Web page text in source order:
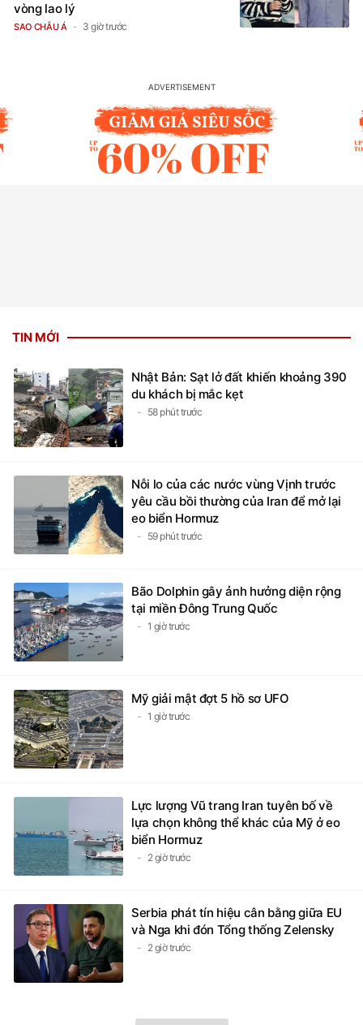
vòng lao lý
SAO CHÂU Á 3 giờ trước
TIN MỚI
Nhật Bản: Sạt lở đất khiến khoảng 390
du khách bị mắc kẹt
58 phút trước
Nỗi lo của các nước vùng Vịnh trước
yêu cầu bồi thường của Iran để mở lại
eo biển Hormuz
59 phút trước
Bão Dolphin gây ảnh hưởng diện rộng
tại miền Đông Trung Quốc
1 giờ trước
Mỹ giải mật đợt 5 hồ sơ UFO
1 giờ trước
Lực lượng Vũ trang Iran tuyên bố về
lựa chọn không thể khác của Mỹ ở eo
biển Hormuz
2 giờ trước
Serbia phát tín hiệu cân bằng giữa EU
và Nga khi đón Tổng thống Zelensky
2 giờ trước